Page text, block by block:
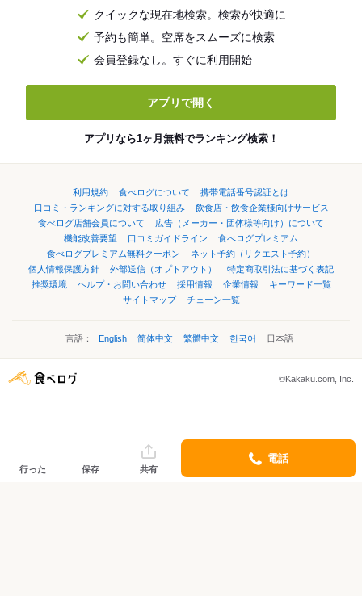
クイックな現在地検索。検索が快適に
予約も簡単。空席をスムーズに検索
会員登録なし。すぐに利用開始
アプリで開く
アプリなら1ヶ月無料でランキング検索！
利用規約 食べログについて
携帯電話番号認証とは
口コミ・ランキングに対する取り組み
飲食店・飲食企業様向けサービス
食べログ店舗会員について
広告（メーカー・団体様等向け）について
機能改善要望
口コミガイドライン
食べログプレミアム
食べログプレミアム無料クーポン
ネット予約（リクエスト予約）
個人情報保護方針
外部送信（オプトアウト）
特定商取引法に基づく表記
推奨環境
ヘルプ・お問い合わせ 採用情報 企業情報
キーワード一覧
サイトマップ
チェーン一覧
言語： English 简体中文 繁體中文 한국어 日本語
©Kakaku.com, Inc.
行った 保存 共有
電話